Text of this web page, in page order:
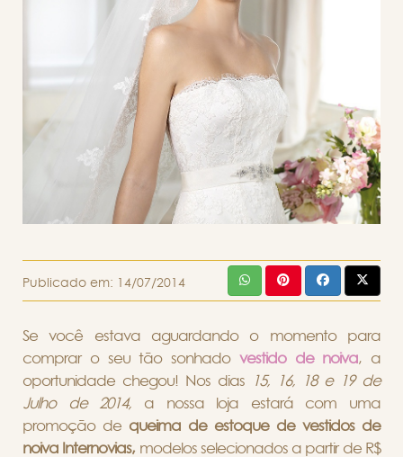
Publicado em: 14/07/2014
Se você estava aguardando o momento para
comprar o seu tão sonhado vestido de noiva, a
oportunidade chegou! Nos dias
15, 16, 18 e 19 de
Julho de 2014, a nossa loja estará com uma
promoção de queima de estoque de vestidos de
noiva Internovias, modelos selecionados a partir de R$